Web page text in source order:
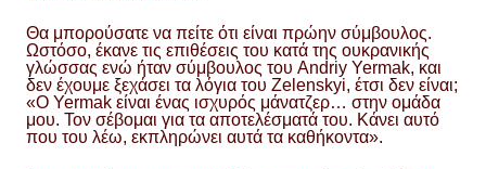
Θα μπορούσατε να πείτε ότι είναι πρώην σύμβουλος.
Ωστόσο, έκανε τις επιθέσεις του κατά της ουκρανικής
γλώσσας ενώ ήταν σύμβουλος του Andriy Yermak, και
δεν έχουμε ξεχάσει τα λόγια του Zelenskyi, έτσι δεν είναι;
«Ο Yermak είναι ένας ισχυρός μάνατζερ… στην ομάδα
μου. Τον σέβομαι για τα αποτελέσματά του. Κάνει αυτό
που του λέω, εκπληρώνει αυτά τα καθήκοντα».